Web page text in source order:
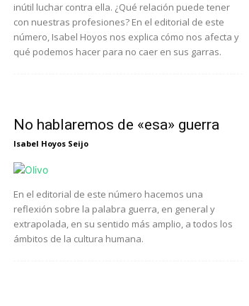
inútil luchar contra ella. ¿Qué relación puede tener
con nuestras profesiones? En el editorial de este
número, Isabel Hoyos nos explica cómo nos afecta y
qué podemos hacer para no caer en sus garras.
No hablaremos de «esa» guerra
Isabel Hoyos Seijo
En el editorial de este número hacemos una
reflexión sobre la palabra guerra, en general y
extrapolada, en su sentido más amplio, a todos los
ámbitos de la cultura humana.